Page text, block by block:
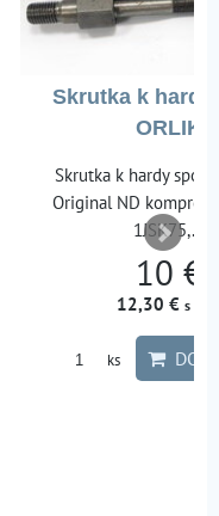
Skrutka k hardy
ORLIK
Skrutka k hardy
Original ND
1JSK75,...
10 €
12,30 € s
ks DO